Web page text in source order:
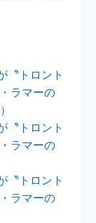
〝トロント
ラマーの
〝トロント
ラマーの
〝トロント
ラマーの